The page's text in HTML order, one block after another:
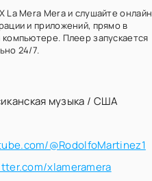
La Mera Mera и слушайте онлайн
и приложений, прямо в
Плеер запускается
24/7.
музыка / США
@RodolfoMartinez1
xlameramera